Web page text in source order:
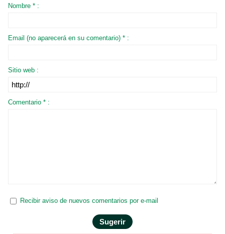
Nombre * :
Email (no aparecerá en su comentario) * :
Sitio web :
Comentario * :
Recibir aviso de nuevos comentarios por e-mail